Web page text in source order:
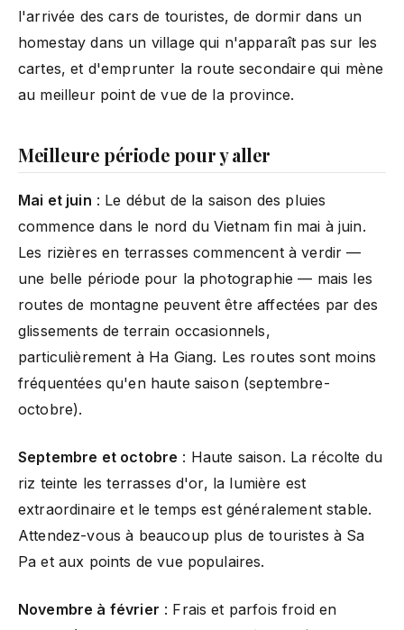
l'arrivée des cars de touristes, de dormir dans un
homestay dans un village qui n'apparaît pas sur les
cartes, et d'emprunter la route secondaire qui mène
au meilleur point de vue de la province.
Meilleure période pour y aller
Mai et juin : Le début de la saison des pluies
commence dans le nord du Vietnam fin mai à juin.
Les rizières en terrasses commencent à verdir —
une belle période pour la photographie — mais les
routes de montagne peuvent être affectées par des
glissements de terrain occasionnels,
particulièrement à Ha Giang. Les routes sont moins
fréquentées qu'en haute saison (septembre-
octobre).
Septembre et octobre : Haute saison. La récolte du
riz teinte les terrasses d'or, la lumière est
extraordinaire et le temps est généralement stable.
Attendez-vous à beaucoup plus de touristes à Sa
Pa et aux points de vue populaires.
Novembre à février : Frais et parfois froid en